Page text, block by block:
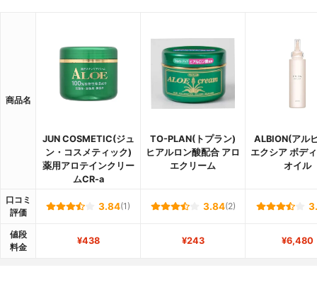
商品名
JUN COSMETIC(ジュ
ン・コスメティック)
薬用アロテインクリー
ムCR-a
TO-PLAN(トプラン)
ヒアルロン酸配合 アロ
エクリーム
ALBION(アル
エクシア ボデ
オイル
口コミ
評価
3.84(1) 3.84(2)
値段
料金
¥438 ¥243 ¥6,480